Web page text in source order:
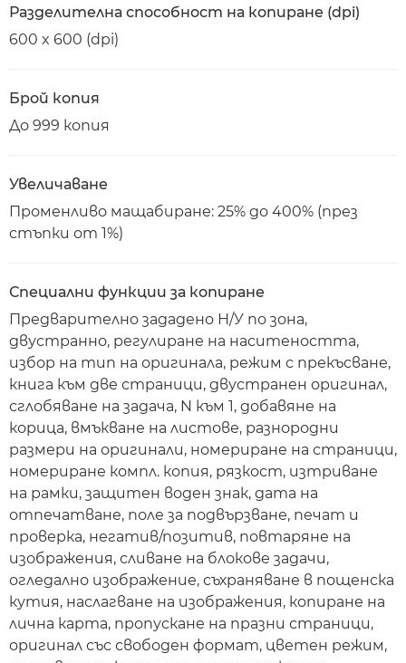
Разделителна способност на копиране (dpi)
600 x 600 (dpi)
Брой копия
До 999 копия
Увеличаване
Променливо мащабиране: 25% до 400% (през
стъпки от 1%)
Специални функции за копиране
Предварително зададено Н/У по зона,
двустранно, регулиране на наситеността,
избор на тип на оригинала, режим с прекъсване,
книга към две страници, двустранен оригинал,
сглобяване на задача, N към 1, добавяне на
корица, вмъкване на листове, разнородни
размери на оригинали, номериране на страници,
номериране компл. копия, рязкост, изтриване
на рамки, защитен воден знак, дата на
отпечатване, поле за подвързване, печат и
проверка, негатив/позитив, повтаряне на
изображения, сливане на блокове задачи,
огледално изображение, съхраняване в пощенска
кутия, наслагване на изображения, копиране на
лична карта, пропускане на празни страници,
оригинал със свободен формат, цветен режим,